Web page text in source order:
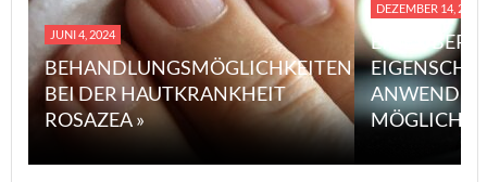
JUNI 4, 2024
BEHANDLUNGSMÖGLICHKEITEN
BEI DER HAUTKRANKHEIT
ROSAZEA »
DEZEMBER 14, 2023
EINE
MÖGLICHE